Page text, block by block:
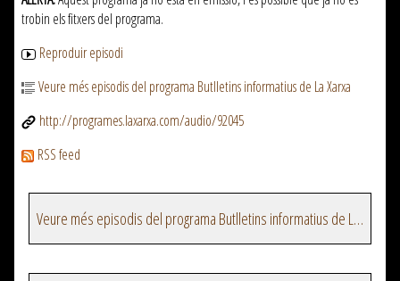
trobin els fitxers del programa.
Reproduir episodi
Veure més episodis del programa Butlletins informatius de La Xarxa
http://programes.laxarxa.com/audio/92045
RSS feed
Veure més episodis del programa Butlletins informatius de La Xarxa